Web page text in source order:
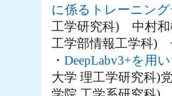
に係るトレーニン
工学研究科) 中村和
工学部情報工学科)
・ DeepLabv3+を用
大学 理工学研究科)